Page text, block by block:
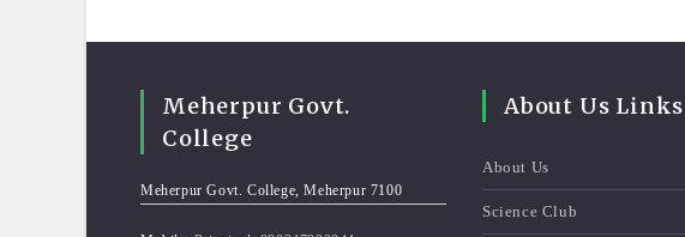
Meherpur Govt.
College
Meherpur Govt. College, Meherpur 7100
About Us Links
About Us
Science Club